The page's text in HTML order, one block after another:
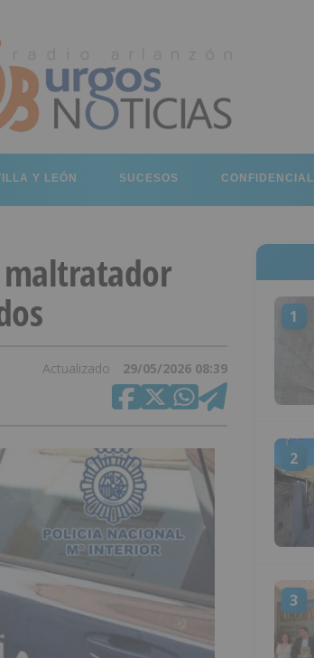
Y LEÓN SUCESOS CONFIDENCIAL
maltratador
Actualizado 29/05/2026 08:39
1
2
3